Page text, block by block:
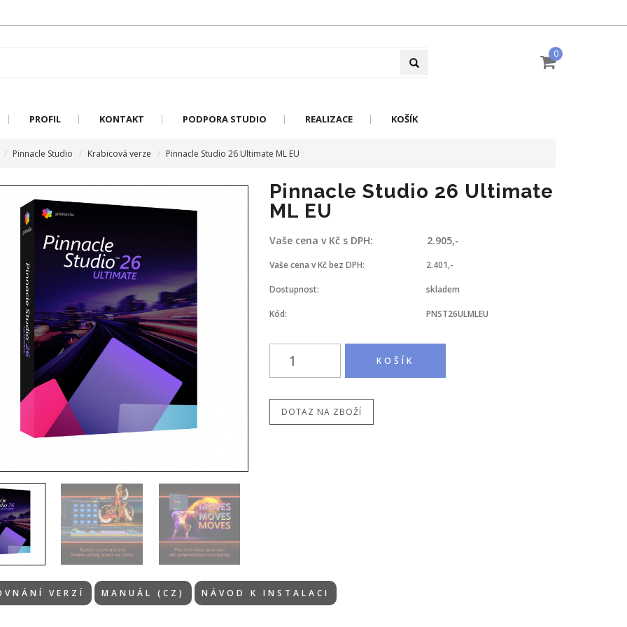
0
PROFIL KONTAKT PODPORA STUDIO REALIZACE KOŠÍK
Pinnacle Studio Krabicová verze Pinnacle Studio 26 Ultimate ML EU
Pinnacle Studio 26 Ultimate
ML EU
Vaše cena v Kč s DPH: 2.905,-
Vaše cena v Kč bez DPH: 2.401,-
Dostupnost: skladem
Kód: PNST26ULMLEU
DOTAZ NA ZBOŽÍ
VERZÍ MANUÁL (CZ) NÁVOD K INSTALACI